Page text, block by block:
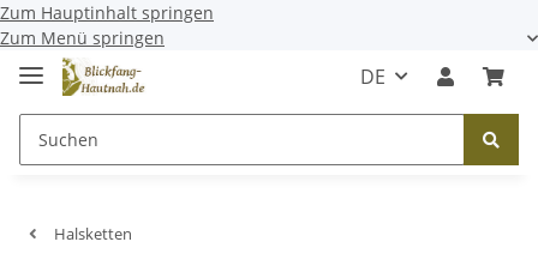
Zum Hauptinhalt springen
Zum Menü springen
DE
Halsketten